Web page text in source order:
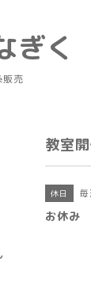
ぎ
売
教室
休日
お休み